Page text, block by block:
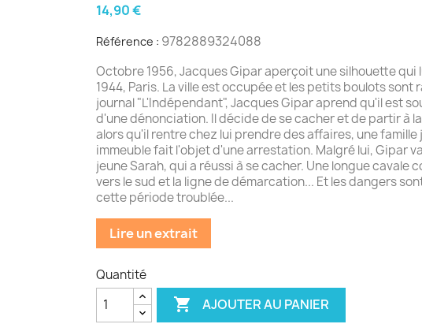
14,90 €
Référence : 9782889324088
Octobre 1956, Jacques Gipar aperçoit une silhouette qui
1944, Paris. La ville est occupée et les petits boulots sont
journal "L'Indépendant", Jacques Gipar aprend qu'il est
d'une dénonciation. Il décide de se cacher et de partir à
alors qu'il rentre chez lui prendre des affaires, une famille
immeuble fait l'objet d'une arrestation. Malgré lui, Gipar
jeune Sarah, qui a réussi à se cacher. Une longue cavale
vers le sud et la ligne de démarcation... Et les dangers
cette période troublée...
Lire un extrait
Quantité
 AJOUTER AU PANIER